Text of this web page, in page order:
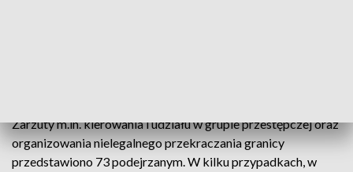
Zarzuty m.in. kierowania i udziału w grupie przestępczej oraz
organizowania nielegalnego przekraczania granicy
przedstawiono 73 podejrzanym. W kilku przypadkach, w